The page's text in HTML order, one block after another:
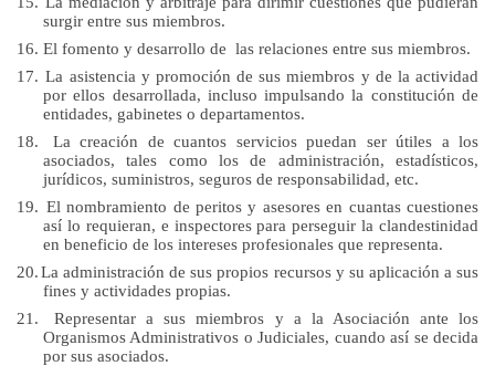
surgir entre sus miembros.
16. El fomento y desarrollo de las relaciones entre sus miembros.
17. La asistencia y promoción de sus miembros y de la actividad
por ellos desarrollada, incluso impulsando la constitución de
entidades, gabinetes o departamentos.
18.
La creación de cuantos servicios puedan ser útiles a los
asociados, tales como los de administración, estadísticos,
jurídicos, suministros, seguros de responsabilidad, etc.
19. El nombramiento de peritos y asesores en cuantas cuestiones
así lo requieran, e inspectores para perseguir la clandestinidad
en beneficio de los intereses profesionales que representa.
20.La administración de sus propios recursos y su aplicación a sus
fines y actividades propias.
21.
Representar a sus miembros y a la Asociación ante los
Organismos Administrativos o Judiciales, cuando así se decida
por sus asociados.